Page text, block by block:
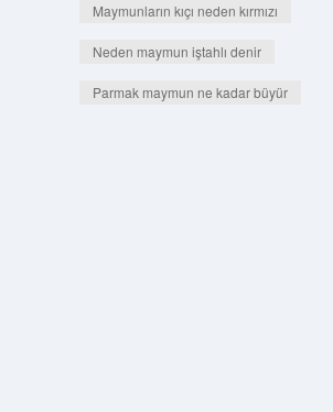
Maymunların kıçı neden kırmızı
Neden maymun iştahlı denir
Parmak maymun ne kadar büyür